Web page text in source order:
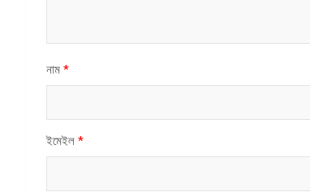
নাম *
ইমেইল *